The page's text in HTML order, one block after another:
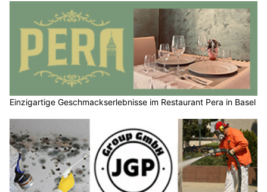
Einzigartige Geschmackserlebnisse im Restaurant Pera in Basel